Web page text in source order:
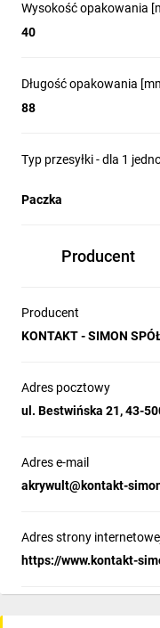
Wysokość opakowania
40
Długość opakowania
88
Typ przesyłki - dla 1
Paczka
Producent
Producent
KONTAKT - SIMON
Adres pocztowy
ul. Bestwińska 21, 43-
Adres e-mail
akrywult@kontakt-
Adres strony
https://www.kontakt-